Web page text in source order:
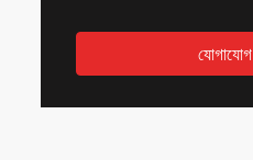
যোগাযোগ